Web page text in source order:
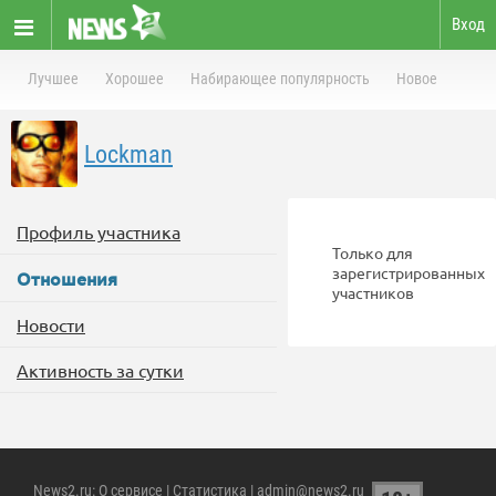
Вход
Лучшее Хорошее Набирающее популярность Новое
Lockman
Профиль участника
Отношения
Новости
Активность за сутки
Только для
зарегистрированных
участников
News2.ru: О сервисе | Статистика | admin@news2.ru